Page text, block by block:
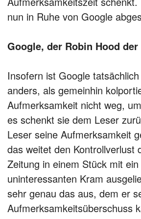
nun in Ruhe von Google
Google, der Robin Hood
Insofern ist Google
anders, als gemeinhin
Aufmerksamkeit nicht weg,
es schenkt sie dem Leser
Leser seine Aufmerksamkeit
das weitet den Kontrollverlust
Zeitung in einem Stück mit
uninteressanten Kram
sehr genau das aus, dem er
Aufmerksamkeitsüberschuss